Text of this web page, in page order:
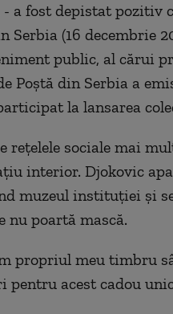
a fost depistat pozitiv
Serbia (16 decembrie
public, al cărui
Poștă din Serbia a
la lansarea
rețelele sociale mai
interior. Djokovic
muzeul instituției și
nu poartă mască.
propriul meu timbru
pentru acest cadou